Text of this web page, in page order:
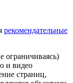
рекомендательные
ограничиваясь)
и видео
страниц,